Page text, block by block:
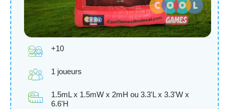
+10
1 joueurs
1.5mL x 1.5mW x 2mH ou 3.3'L x 3.3'W x
6.6'H